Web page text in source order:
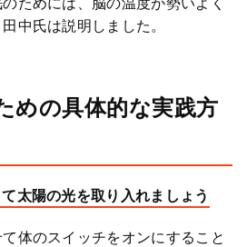
中氏は説明しました。
めの具体的な実践方
太陽の光を取り入れましょう
体のスイッチをオンにすること